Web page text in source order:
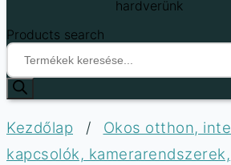
hardverünk
Products search
Kezdőlap /
Okos otthon,
kapcsolók, kamerarendszerek,